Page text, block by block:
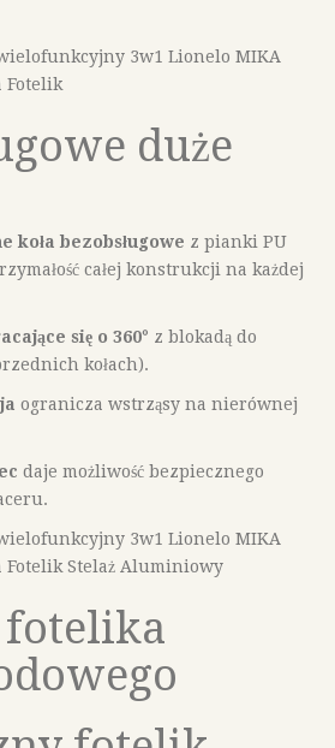
duże
koła bezobsługowe z pianki PU
całej konstrukcji na każdej
się o 360° z blokadą do
kołach).
ogranicza wstrząsy na nierównej
daje możliwość bezpiecznego